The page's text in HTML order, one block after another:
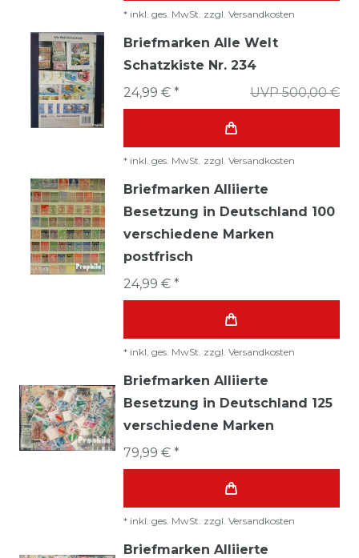
* inkl. ges. MwSt. zzgl. Versandkosten
Briefmarken Alle Welt
Schatzkiste Nr. 234
UVP 500,00 €
24,99 € *
* inkl. ges. MwSt. zzgl. Versandkosten
Briefmarken Alliierte
Besetzung in Deutschland 100
verschiedene Marken
postfrisch
24,99 € *
* inkl. ges. MwSt. zzgl. Versandkosten
Briefmarken Alliierte
Besetzung in Deutschland 125
verschiedene Marken
79,99 € *
* inkl. ges. MwSt. zzgl. Versandkosten
Briefmarken Alliierte